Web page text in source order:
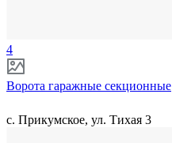
4
Ворота гаражные секционные
с. Прикумское, ул. Тихая 3